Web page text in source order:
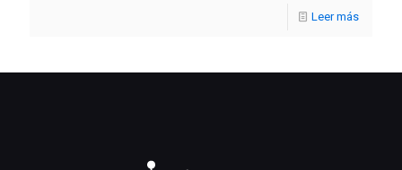
Leer más